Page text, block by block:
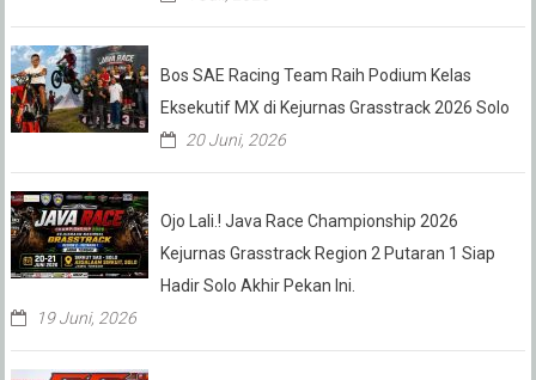
Bos SAE Racing Team Raih Podium Kelas
Eksekutif MX di Kejurnas Grasstrack 2026 Solo
20 Juni, 2026
Ojo Lali.! Java Race Championship 2026
Kejurnas Grasstrack Region 2 Putaran 1 Siap
Hadir Solo Akhir Pekan Ini.
19 Juni, 2026